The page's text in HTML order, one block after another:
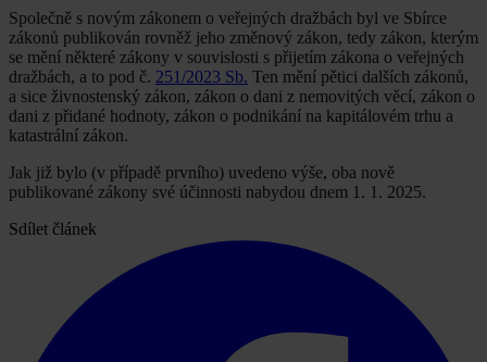
Společně s novým zákonem o veřejných dražbách byl ve Sbírce
zákonů publikován rovněž jeho změnový zákon, tedy zákon, kterým
se mění některé zákony v souvislosti s přijetím zákona o veřejných
dražbách, a to pod č. 251/2023 Sb. Ten mění pětici dalších zákonů,
a sice živnostenský zákon, zákon o dani z nemovitých věcí, zákon o
dani z přidané hodnoty, zákon o podnikání na kapitálovém trhu a
katastrální zákon.
Jak již bylo (v případě prvního) uvedeno výše, oba nově
publikované zákony své účinnosti nabydou dnem 1. 1. 2025.
Sdílet článek